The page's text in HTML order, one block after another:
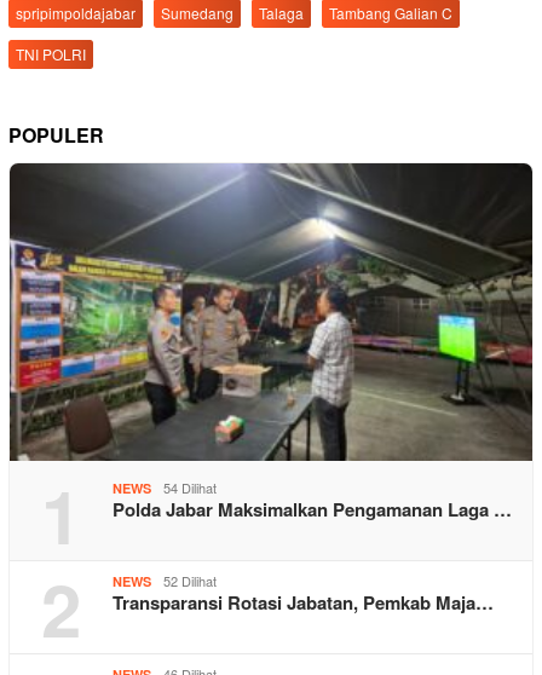
spripimpoldajabar
Sumedang Talaga
Tambang Galian C
TNI POLRI
POPULER
1 NEWS 54 Dilihat
Polda Jabar Maksimalkan Pengamanan Laga …
2 NEWS 52 Dilihat
Transparansi Rotasi Jabatan, Pemkab Maja…